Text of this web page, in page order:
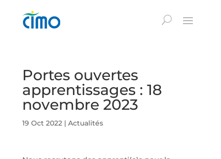
Portes ouvertes
apprentissages : 18
novembre 2023
19 Oct 2022| Actualités